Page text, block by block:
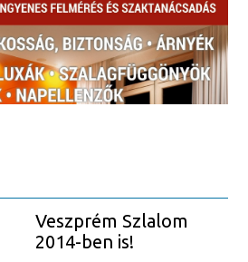
Veszprém Szlalom
2014-ben is!